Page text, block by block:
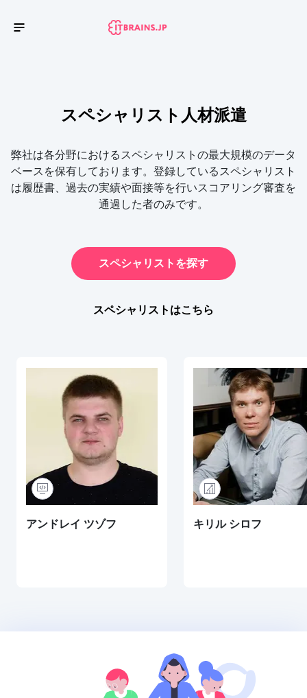
スペシャリスト人材派遣
弊社は各分野におけるスペシャリストの最大規模のデータ
ベースを保有しております。登録しているスペシャリスト
は履歴書、過去の実績や面接等を行いスコアリング審査を
通過した者のみです。
スペシャリストを探す
スペシャリストはこちら
アンドレイ ツゾフ
nosql,Android,OOP
キリル シロフ